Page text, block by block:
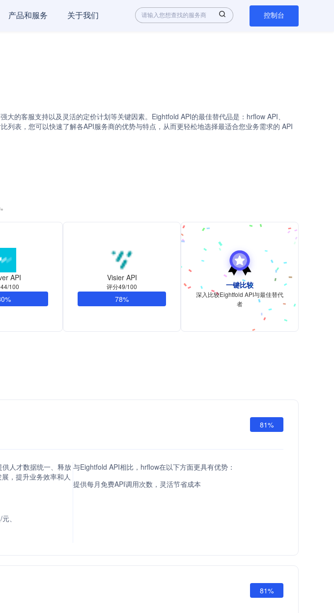
产品和服务 关于我们 控制台
的客服支持以及灵活的定价计划等关键因素。Eightfold API的最佳替代品是：hrflow API、
表，您可以快速了解各API服务商的优势与特点，从而更轻松地选择最适合您业务需求的 API
API
100
Visier API
评分49/100
78%
一键比较
深入比较Eightfold API与最佳替代
者
81%
人才数据统一、释放
，提升业务效率和人
、
与Eightfold API相比，hrflow在以下方面更具有优势：
提供每月免费API调用次数，灵活节省成本
81%